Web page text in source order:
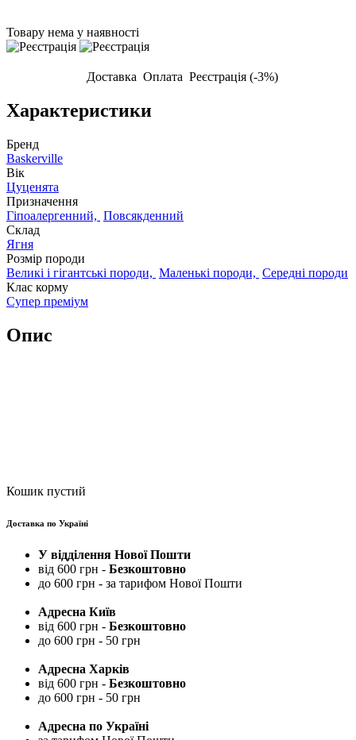
Товару нема у наявності
Доставка Оплата Реєстрація (-3%)
Характеристики
Бренд
Baskerville
Вік
Цуценята
Призначення
Гіпоалергенний, Повсякденний
Склад
Ягня
Розмір породи
Великі і гігантські породи, Маленькі породи, Середні породи
Клас корму
Супер преміум
Опис
Кошик пустий
Доставка по Україні
У відділення Нової Пошти
від 600 грн - Безкоштовно
до 600 грн - за тарифом Нової Пошти
Адресна Київ
від 600 грн - Безкоштовно
до 600 грн - 50 грн
Адресна Харків
від 600 грн - Безкоштовно
до 600 грн - 50 грн
Адресна по Україні